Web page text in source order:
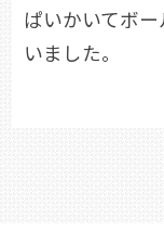
ぱいかいてボ
いました。